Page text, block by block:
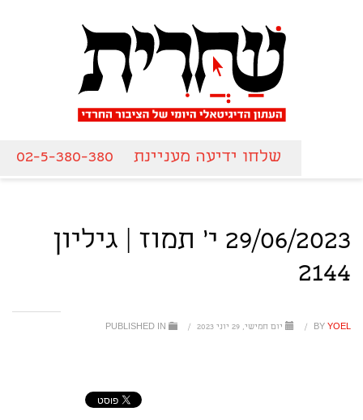
שלחו ידיעה מעניינת 02-5-380-380
29/06/2023 י' תמוז | גיליון
2144
BY YOEL
/ יום חמישי, 29 יוני 2023 /